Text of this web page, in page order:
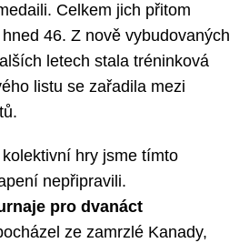
Celkem jich přitom
46. Z nově vybudovaných
letech stala tréninková
listu se zařadila mezi
hry jsme tímto
nepřipravili.
pro dvanáct
ze zamrzlé Kanady,